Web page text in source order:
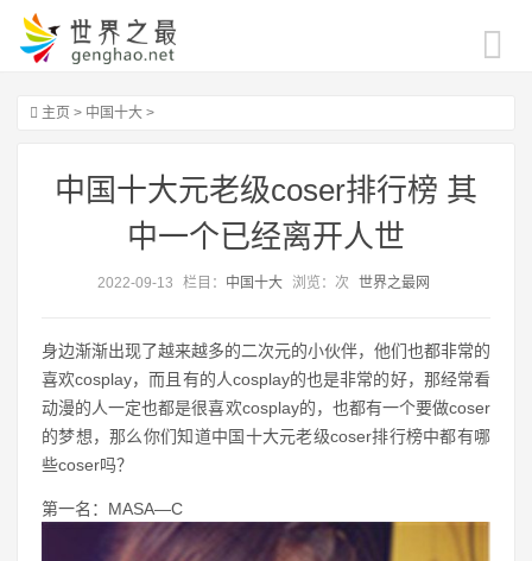
主页 > 中国十大 >
中国十大元老级coser排行榜 其
中一个已经离开人世
2022-09-13 栏目： 中国十大 浏览： 次 世界之最网
身边渐渐出现了越来越多的二次元的小伙伴，他们也都非常的
喜欢cosplay，而且有的人cosplay的也是非常的好，那经常看
动漫的人一定也都是很喜欢cosplay的，也都有一个要做coser
的梦想，那么你们知道中国十大元老级coser排行榜中都有哪
些coser吗？
第一名：MASA—C